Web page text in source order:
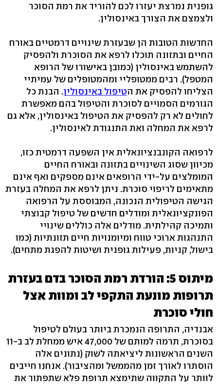
גופנית נמרצת יעזרו לכם להוריד את רמת הסוכר
ולצמצם את הצורך באינסולין.
החדשות הטובות הן שבעזרת שינויים דרמטיים באורח
החיים ובתזונה תוכלו לרפא את הסוכרת ולהפסיק
להשתמש באינסולין (כמובן באישורו של הרופא
המטפל). רבים ממטופליי ומהמטופלים של עמיתיי
הצליחו להפסיק את הטיפול באינסולין. הבנת כל
הגורמים הסמויים לסוכרת והטיפול בהם מאפשרת
לחולים לא רק להפסיק את הטיפול באינסולין, אלא גם
לרפא את המחלה ואת התנגודת לאינסולין.
לרפואה הקונבנציונאלית אין השפעה דרמטית כזו,
מכיוון שסוג השינויים בתזונה ובאורח החיים
המומלצים על-ידי הרופאים אינם מספקים ואף אינם
מתאימים לריפוי סוכרת. ניתן לרפא את המחלה בעזרת
הגישה הטיפולית הנכונה, המבוססת על הרפואה
הפונקציונאלית ומודלים חדשים של טיפול קבוצתי
ותמיכה קהילתית. מודלים אלה כוללים שינויי
התנהגות ארוכי טווח ומיומנויות חיים תזונתיות (כמו
בישול, קניות, פעילות גופנית ושיטות להפגת מתחים).
מיתוס 5: הורדת רמת הסוכר בדם בעזרת
תרופות מונעת התקפי לב ומוות אצל
חולי סוכרת
אבנדיה, התרופה הנמכרת ביותר בעולם לטיפול
בסוכרת, תרמה למותם של 47,000 איש ממחלת לב ב-11
השנים הראשונות ליציאתה לשוק (נתונים אלה
הוסתרו לאורך זמן מהממשל ומהציבור). אנחנו חייבים
לוותר על התקווה שתימצא תרופת פלא שתפתור את